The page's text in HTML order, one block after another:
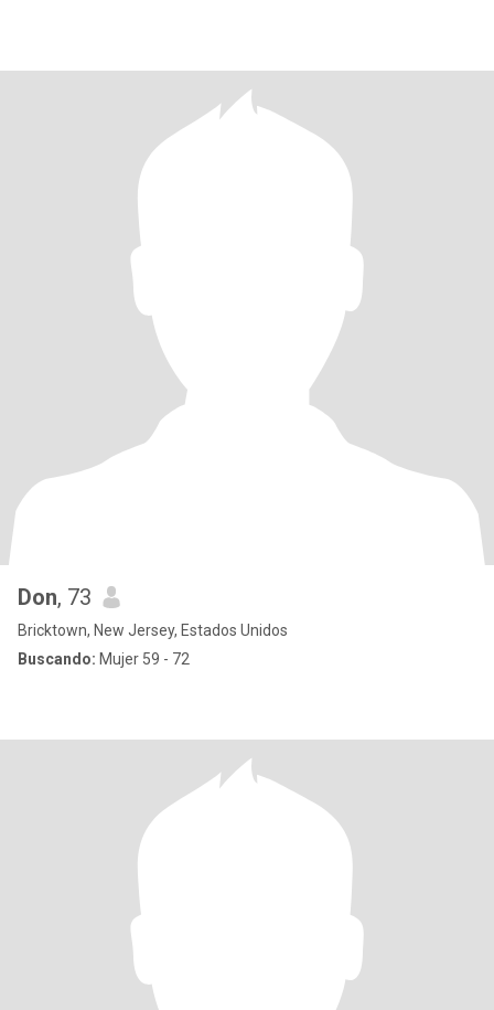
Don, 73
Bricktown, New Jersey, Estados Unidos
Buscando: Mujer 59 - 72